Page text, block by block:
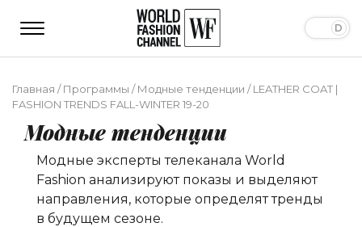
Главная /Программы /Модные тенденции /LEATHER COAT |
FASHION TRENDS FALL-WINTER 19-20
Модные тенденции
Модные эксперты телеканала World
Fashion анализируют показы и выделяют
направления, которые определят тренды
в будущем сезоне.